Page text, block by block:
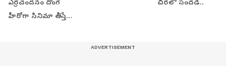
ఎర్రచందనం దొంగ
హీరోగా సినిమా తీస్తే
చీరలో సందడి..